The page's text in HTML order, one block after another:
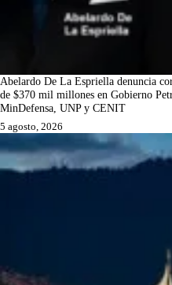
Abelardo De La Espriella denuncia
de $370 mil millones en Gobierno
MinDefensa, UNP y CENIT
5 agosto, 2026